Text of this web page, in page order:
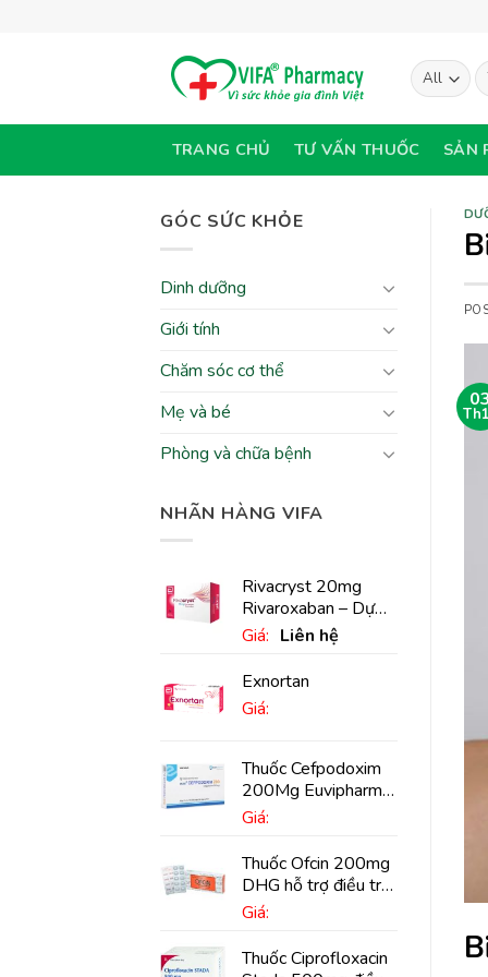
TRANG CHỦ TƯ VẤN THUỐC SẢN
GÓC SỨC KHỎE
Dinh dưỡng
Giới tính
Chăm sóc cơ thể
Mẹ và bé
Phòng và chữa bệnh
NHÃN HÀNG VIFA
Rivacryst 20mg
Rivaroxaban – Dự
phòng đột quỵ,
huyết khối tĩnh mạch
Giá: Liên hệ
Exnortan
Giá:
Thuốc Cefpodoxim
200Mg Euvipharm
điều trị nhiễm khuẩn
Giá:
Thuốc Ofcin 200mg
DHG hỗ trợ điều trị
viêm phế quản nặng
Giá:
Thuốc Ciprofloxacin
03